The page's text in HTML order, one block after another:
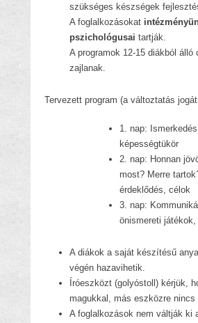
szükséges készségek
A foglalkozásokat
pszichológusai tartják.
A programok 12-15 diákból álló
zajlanak.
Tervezett program (a változtatás
1. nap:
képességtükör
2. nap: Honnan
most? Merre
érdeklődés, célok
3. nap:
önismereti
A diákok a saját készítésű
végén hazavihetik.
Íróeszközt (golyóstoll) kérjük,
magukkal, más eszközre nincs
A foglalkozások nem váltják ki